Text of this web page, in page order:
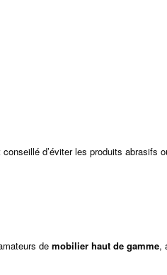
d’éviter les produits abrasifs
de mobilier haut de gamme,